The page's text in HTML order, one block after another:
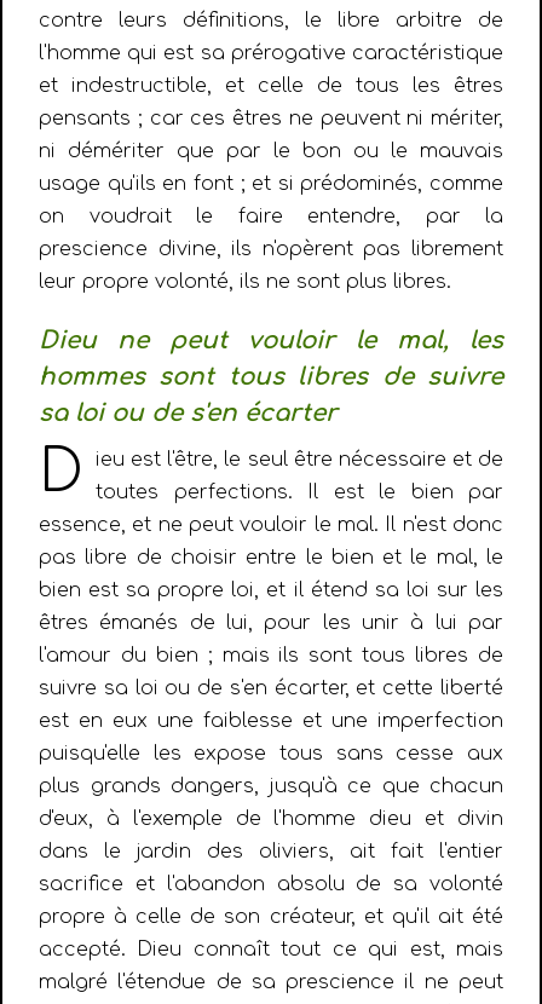
contre leurs définitions, le libre arbitre de
l'homme qui est sa prérogative caractéristique
et indestructible, et celle de tous les êtres
pensants ; car ces êtres ne peuvent ni mériter,
ni démériter que par le bon ou le mauvais
usage qu'ils en font ; et si prédominés, comme
on voudrait le faire entendre, par la
prescience divine, ils n'opèrent pas librement
leur propre volonté, ils ne sont plus libres.
Dieu ne peut vouloir le mal, les
hommes sont tous libres de suivre
sa loi ou de s'en écarter
D
ieu est l'être, le seul être nécessaire et de
toutes perfections. Il est le bien par
essence, et ne peut vouloir le mal. Il n'est donc
pas libre de choisir entre le bien et le mal, le
bien est sa propre loi, et il étend sa loi sur les
êtres émanés de lui, pour les unir à lui par
l'amour du bien ; mais ils sont tous libres de
suivre sa loi ou de s'en écarter, et cette liberté
est en eux une faiblesse et une imperfection
puisqu'elle les expose tous sans cesse aux
plus grands dangers, jusqu'à ce que chacun
d'eux, à l'exemple de l'homme dieu et divin
dans le jardin des oliviers, ait fait l'entier
sacrifice et l'abandon absolu de sa volonté
propre à celle de son créateur, et qu'il ait été
accepté. Dieu connaît tout ce qui est, mais
malgré l'étendue de sa prescience il ne peut